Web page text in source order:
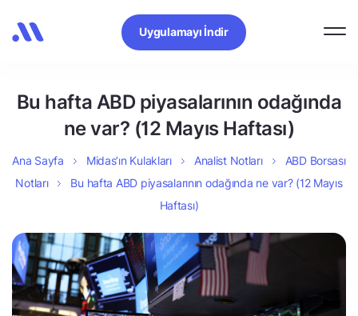
Uygulamayı İndir
Bu hafta ABD piyasalarının odağında
ne var? (12 Mayıs Haftası)
Ana Sayfa Midas’ın Kulakları Analist Notları
ABD Borsası
Notları
Bu hafta ABD piyasalarının odağında ne var? (12 Mayıs
Haftası)